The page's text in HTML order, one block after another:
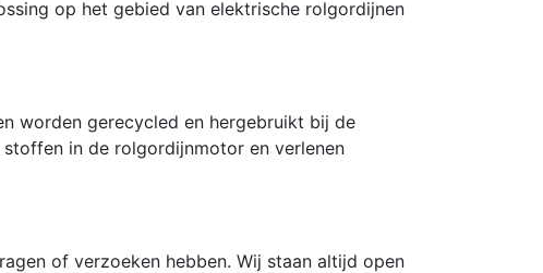
op het gebied van elektrische rolgordijnen
worden gerecycled en hergebruikt bij de
in de rolgordijnmotor en verlenen
of verzoeken hebben. Wij staan ​​altijd open